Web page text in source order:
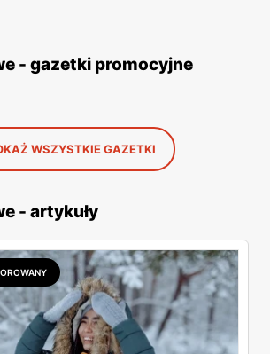
- gazetki promocyjne
WSZYSTKIE GAZETKI
- artykuły